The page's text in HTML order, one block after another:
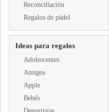
Reconciliación
Regalos de pádel
Ideas para regalos
Adolescentes
Amigos
Apple
Bebés